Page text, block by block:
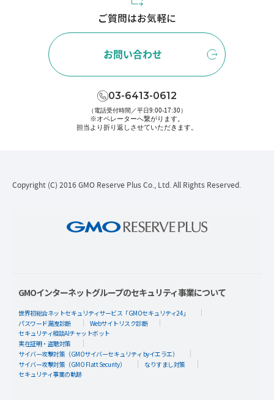
ご質問はお気軽に
お問い合わせ
03-6413-0612
（電話受付時間／平日9:00-17:30）
※オペレーターへ繋がります。
担当より折り返しさせていただきます。
Copyright (C) 2016 GMO Reserve Plus Co., Ltd. All Rights Reserved.
GMOインターネットグループのセキュリティ事業について
世界初総合ネットセキュリティサービス「GMOセキュリティ24」
パスワード漏洩診断
Webサイトリスク診断
セキュリティ相談AIチャットボット
実在証明・盗聴対策
サイバー攻撃対策（GMOサイバーセキュリティ byイエラエ）
サイバー攻撃対策（GMO Flatt Security）
なりすまし対策
セキュリティ事業の軌跡